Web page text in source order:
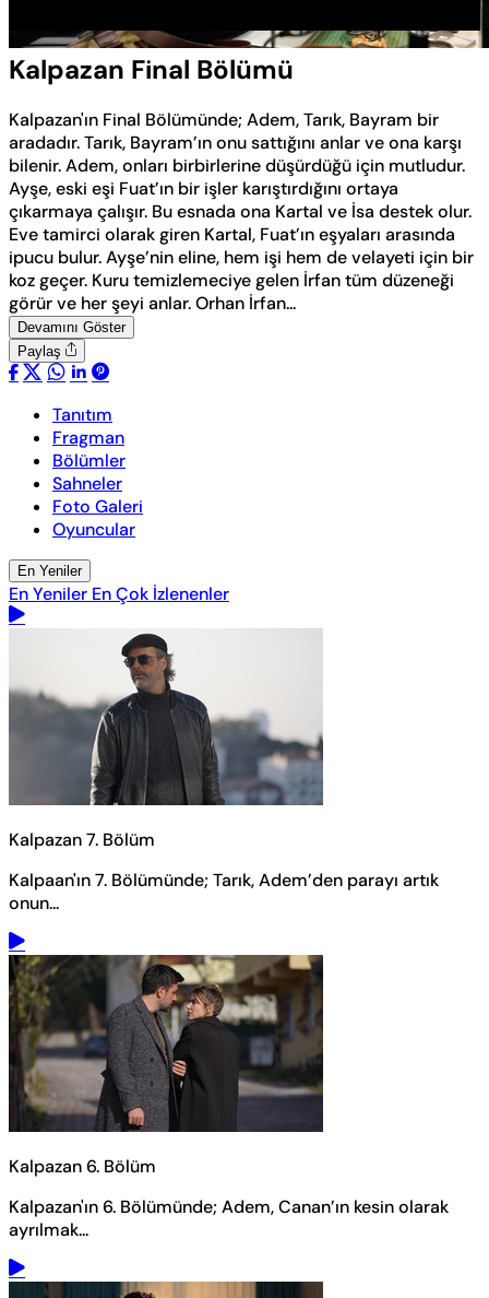
Aç
Hızı
Kalpazan Final Bölümü
Kalpazan'ın Final Bölümünde; Adem, Tarık, Bayram bir
aradadır. Tarık, Bayram’ın onu sattığını anlar ve ona karşı
bilenir. Adem, onları birbirlerine düşürdüğü için mutludur.
Ayşe, eski eşi Fuat’ın bir işler karıştırdığını ortaya
çıkarmaya çalışır. Bu esnada ona Kartal ve İsa destek olur.
Eve tamirci olarak giren Kartal, Fuat’ın eşyaları arasında
ipucu bulur. Ayşe’nin eline, hem işi hem de velayeti için bir
koz geçer. Kuru temizlemeciye gelen İrfan tüm düzeneği
görür ve her şeyi anlar. Orhan İrfan...
Devamını Göster
Paylaş
Tanıtım
Fragman
Bölümler
Sahneler
Foto Galeri
Oyuncular
En Yeniler
En Yeniler En Çok İzlenenler
Kalpazan 7. Bölüm
Kalpaan'ın 7. Bölümünde; Tarık, Adem’den parayı artık
onun...
Kalpazan 6. Bölüm
Kalpazan'ın 6. Bölümünde; Adem, Canan’ın kesin olarak
ayrılmak...